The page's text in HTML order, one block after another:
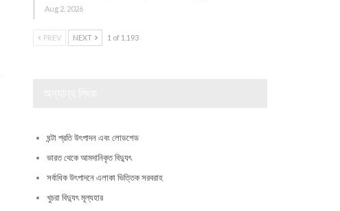
Aug 2, 2026
PREV NEXT 1 of 1,193
ঘন্টা প্রতি উৎপাদন এবং লোডশেড
ভারত থেকে আমদানিকৃত বিদ্যুৎ
সর্বাধিক উৎপাদনে এলাকা ভিত্তিক সরবরাহ
খুচরা বিদ্যুৎ মূল্যহার